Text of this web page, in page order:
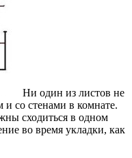
Ни один из листов не
и со стенами в комнате.
сходиться в одном
во время укладки, как